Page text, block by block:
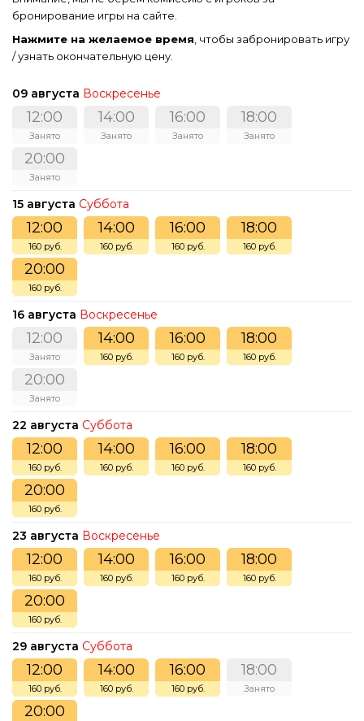
бронирование игры на сайте.
Нажмите на желаемое время , чтобы забронировать игру
/ узнать окончательную цену.
09 августа Воскресенье
12:00
Занято
14:00
Занято
16:00
Занято
18:00
Занято
20:00
Занято
15 августа Суббота
12:00
160 руб.
14:00
160 руб.
16:00
160 руб.
18:00
160 руб.
20:00
160 руб.
16 августа Воскресенье
12:00
Занято
14:00
160 руб.
16:00
160 руб.
18:00
160 руб.
20:00
Занято
22 августа Суббота
12:00
160 руб.
14:00
160 руб.
16:00
160 руб.
18:00
160 руб.
20:00
160 руб.
23 августа Воскресенье
12:00
160 руб.
14:00
160 руб.
16:00
160 руб.
18:00
160 руб.
20:00
160 руб.
29 августа Суббота
12:00
160 руб.
14:00
160 руб.
16:00
160 руб.
18:00
Занято
20:00